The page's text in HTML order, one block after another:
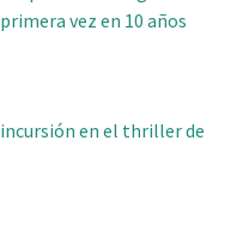
vez en 10 años
en el thriller de